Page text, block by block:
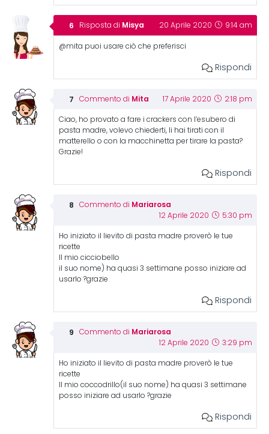
Risposta di Misya 20 Aprile 2020 9:14 am
@mita puoi usare ciò che preferisci
Rispondi
Commento di Mita 17 Aprile 2020 2:18 pm
Ciao, ho provato a fare i crackers con l’esubero di
pasta madre, volevo chiederti, li hai tirati con il
matterello o con la macchinetta per tirare la pasta?
Grazie!
Rispondi
Commento di Mariarosa
12 Aprile 2020 5:30 pm
Ho iniziato il lievito di pasta madre proverò le tue
ricette
Il mio cicciobello
il suo nome) ha quasi 3 settimane posso iniziare ad
usarlo ?grazie
Rispondi
Commento di Mariarosa
12 Aprile 2020 3:29 pm
Ho iniziato il lievito di pasta madre proverò le tue
ricette
Il mio coccodrillo(il suo nome) ha quasi 3 settimane
posso iniziare ad usarlo ?grazie
Rispondi